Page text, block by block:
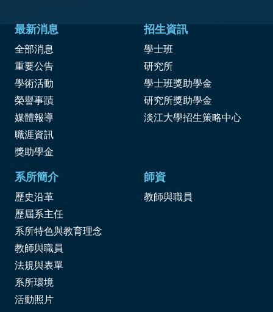
最新消息
全部消息
重要公告
學術活動
榮譽事蹟
媒體報導
職涯資訊
獎助學金
招生資訊
學士班
研究所
學士班獎助學金
研究所獎助學金
淡江大學招生策略中心
系所簡介
歷史沿革
歷屆系主任
系所特色與教育理念
教師與職員
法規與表單
系所環境
活動照片
師資
教師與職員